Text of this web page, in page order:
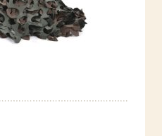
la
page